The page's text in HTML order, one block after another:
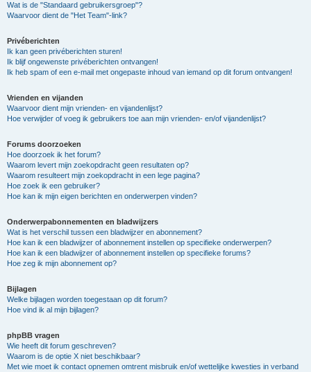
Wat is de "Standaard gebruikersgroep"?
Waarvoor dient de "Het Team"-link?
Privéberichten
Ik kan geen privéberichten sturen!
Ik blijf ongewenste privéberichten ontvangen!
Ik heb spam of een e-mail met ongepaste inhoud van iemand op dit forum ontvangen!
Vrienden en vijanden
Waarvoor dient mijn vrienden- en vijandenlijst?
Hoe verwijder of voeg ik gebruikers toe aan mijn vrienden- en/of vijandenlijst?
Forums doorzoeken
Hoe doorzoek ik het forum?
Waarom levert mijn zoekopdracht geen resultaten op?
Waarom resulteert mijn zoekopdracht in een lege pagina?
Hoe zoek ik een gebruiker?
Hoe kan ik mijn eigen berichten en onderwerpen vinden?
Onderwerpabonnementen en bladwijzers
Wat is het verschil tussen een bladwijzer en abonnement?
Hoe kan ik een bladwijzer of abonnement instellen op specifieke onderwerpen?
Hoe kan ik een bladwijzer of abonnement instellen op specifieke forums?
Hoe zeg ik mijn abonnement op?
Bijlagen
Welke bijlagen worden toegestaan op dit forum?
Hoe vind ik al mijn bijlagen?
phpBB vragen
Wie heeft dit forum geschreven?
Waarom is de optie X niet beschikbaar?
Met wie moet ik contact opnemen omtrent misbruik en/of wettelijke kwesties in verband